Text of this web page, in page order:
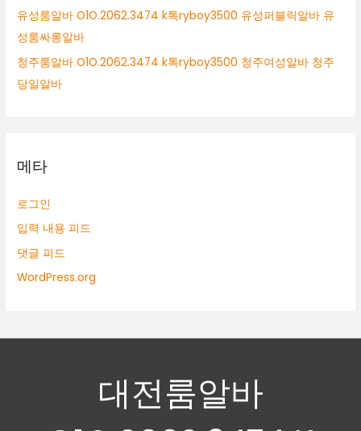
유성룸알바 O1O.2062.3474 k톡ryboy3500 유성퍼블릭알바 유
성룸싸롱알바
청주룸알바 O1O.2062.3474 k톡ryboy3500 청주여성알바 청주
당일알바
메타
로그인
입력 내용 피드
댓글 피드
WordPress.org
대전룸알바